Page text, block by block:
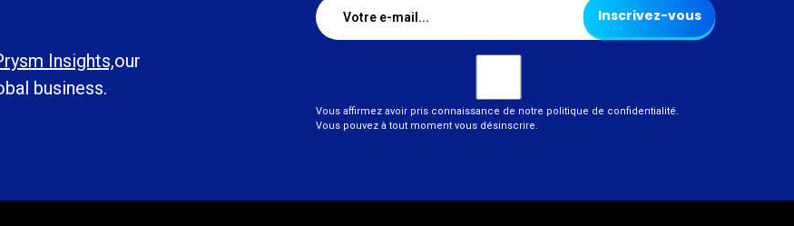
Insights,our
business.
Inscrivez-vous
Vous affirmez avoir pris connaissance de notre politique de confidentialité.
Vous pouvez à tout moment vous désinscrire.